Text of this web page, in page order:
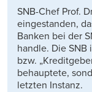
SNB-Chef Prof.
eingestanden,
Banken bei der
handle. Die SNB
bzw.
behauptete,
letzten Instanz.